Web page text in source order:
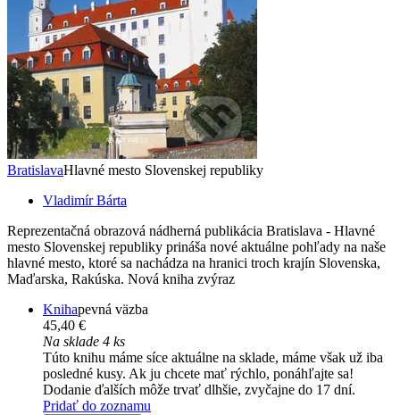
BratislavaHlavné mesto Slovenskej republiky
Vladimír Bárta
Reprezentačná obrazová nádherná publikácia Bratislava - Hlavné
mesto Slovenskej republiky prináša nové aktuálne pohľady na naše
hlavné mesto, ktoré sa nachádza na hranici troch krajín Slovenska,
Maďarska, Rakúska. Nová kniha zvýraz
Knihapevná väzba
45,40 €
Na sklade 4 ks
Túto knihu máme síce aktuálne na sklade, máme však už iba
posledné kusy. Ak ju chcete mať rýchlo, ponáhľajte sa!
Dodanie ďalších môže trvať dlhšie, zvyčajne do 17 dní.
Pridať do zoznamu